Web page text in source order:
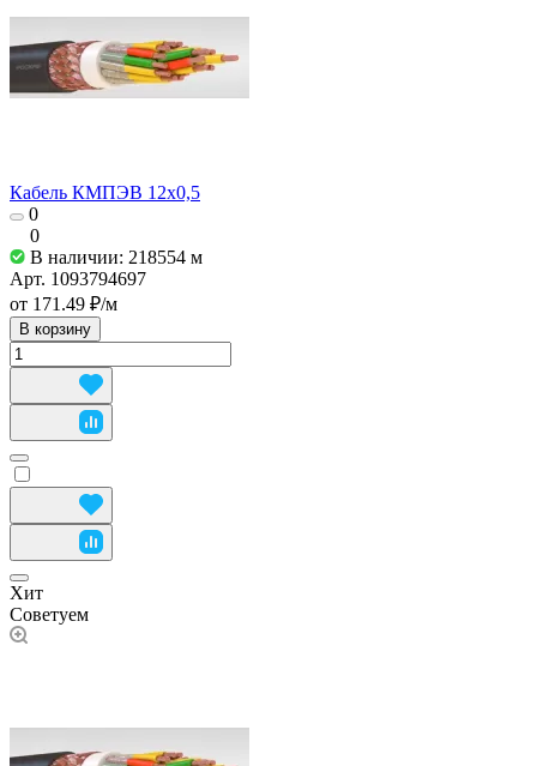
Кабель КМПЭВ 12х0,5
0
0
В наличии: 218554 м
Арт. 1093794697
от 171.49 ₽/м
В корзину
Хит
Советуем